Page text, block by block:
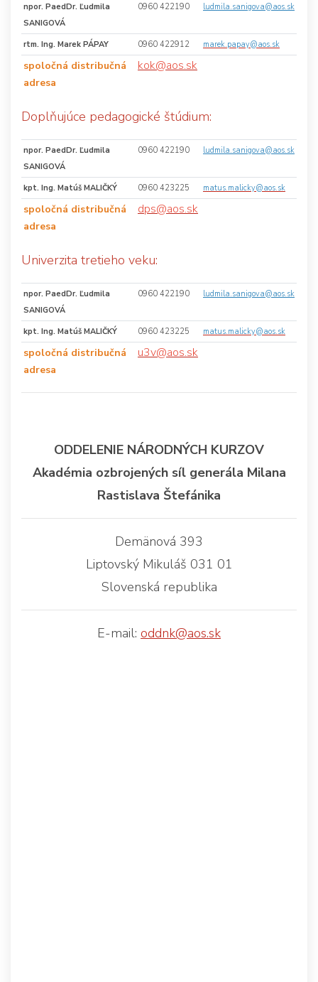
npor. PaedDr. Ľudmila
SANIGOVÁ
0960 422190 ludmila.sanigova@aos.sk
rtm. Ing. Marek PÁPAY 0960 422912 marek.papay@aos.sk
spoločná distribučná
adresa
kok@aos.sk
Doplňujúce pedagogické štúdium:
npor. PaedDr. Ľudmila
SANIGOVÁ
0960 422190 ludmila.sanigova@aos.sk
kpt. Ing. Matúš MALIČKÝ 0960 423225 matus.malicky@aos.sk
spoločná distribučná
adresa
dps@aos.sk
Univerzita tretieho veku:
npor. PaedDr. Ľudmila
SANIGOVÁ
0960 422190 ludmila.sanigova@aos.sk
kpt. Ing. Matúš MALIČKÝ 0960 423225 matus.malicky@aos.sk
spoločná distribučná
adresa
u3v@aos.sk
ODDELENIE NÁRODNÝCH KURZOV
Akadémia ozbrojených síl generála Milana
Rastislava Štefánika
Demänová 393
Liptovský Mikuláš 031 01
Slovenská republika
E-mail: oddnk@aos.sk